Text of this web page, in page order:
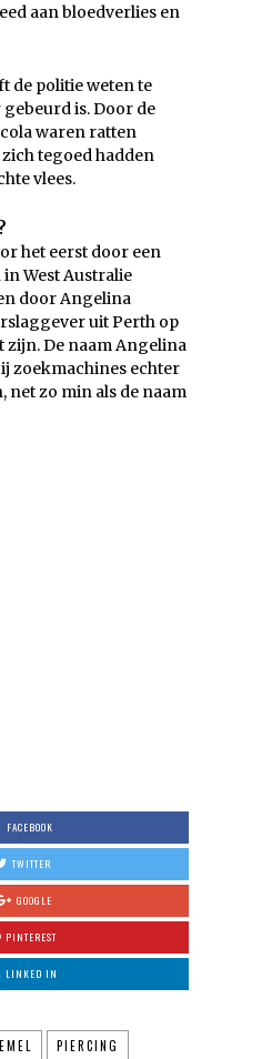
aan bloedverlies en
de politie weten te
is. Door de
waren ratten
tegoed hadden
vlees.
het eerst door een
West Australie
door Angelina
uit Perth op
zijn. De naam Angelina
zoekmachines echter
net zo min als de naam
FACEBOOK
TWITTER
GOOGLE
PINTEREST
LINKED IN
PIERCING